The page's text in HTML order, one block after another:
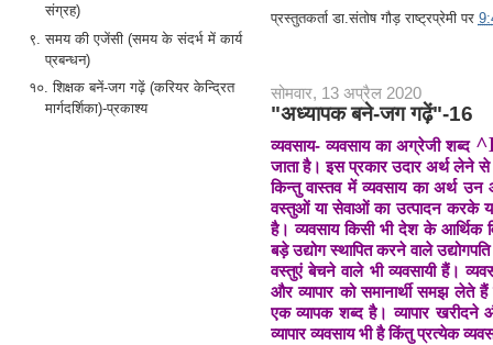
संग्रह)
९. समय की एजेंसी (समय के संदर्भ में कार्य
प्रबन्धन)
१०. शिक्षक बनें-जग गढ़ें (करियर केन्द्रित
मार्गदर्शिका)-प्रकाश्य
प्रस्तुतकर्ताडा.संतोष गौड़ राष्ट्रप्रेमी पर
सोमवार, 13 अप्रैल 2020
"अध्यापक बने-जग गढ़ें"-16
व्यवसाय- व्यवसाय का अग्रेजी शब्द ^
जाता है। इस प्रकार उदार अर्थ लेने
किन्तु वास्तव में व्यवसाय का अर्थ उन
वस्तुओं या सेवाओं का उत्पादन करके
है। व्यवसाय किसी भी देश के आर्थिक
बड़े उद्योग स्थापित करने वाले
वस्तुएं बेचने वाले भी व्यवसायी हैं।
और व्यापार को समानार्थी समझ लेते हैं
एक व्यापक शब्द है। व्यापार
व्यापार व्यवसाय भी है किंतु प्रत्येक